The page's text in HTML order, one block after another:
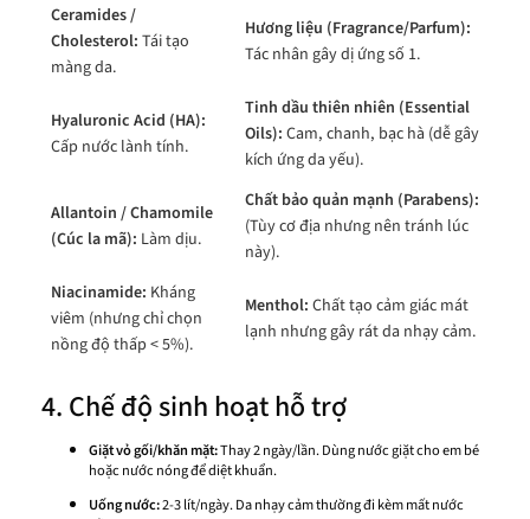
Ceramides /
Cholesterol: Tái tạo
màng da.
Hương liệu (Fragrance/Parfum):
Tác nhân gây dị ứng số 1.
Hyaluronic Acid (HA):
Cấp nước lành tính.
Tinh dầu thiên nhiên (Essential
Oils): Cam, chanh, bạc hà (dễ gây
kích ứng da yếu).
Allantoin / Chamomile
(Cúc la mã): Làm dịu.
Chất bảo quản mạnh (Parabens):
(Tùy cơ địa nhưng nên tránh lúc
này).
Niacinamide: Kháng
viêm (nhưng chỉ chọn
nồng độ thấp < 5%).
Menthol: Chất tạo cảm giác mát
lạnh nhưng gây rát da nhạy cảm.
4. Chế độ sinh hoạt hỗ trợ
Giặt vỏ gối/khăn mặt:Thay 2 ngày/lần. Dùng nước giặt cho em bé
hoặc nước nóng để diệt khuẩn.
Uống nước:2-3 lít/ngày. Da nhạy cảm thường đi kèm mất nước